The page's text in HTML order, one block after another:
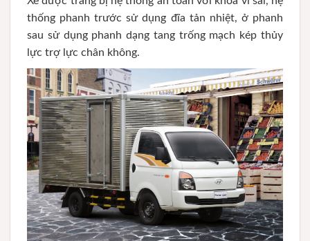
thống phanh trước sử dụng đĩa tản nhiệt, ở phanh
sau sử dụng phanh dạng tang trống mạch kép thủy
lực trợ lực chân không.